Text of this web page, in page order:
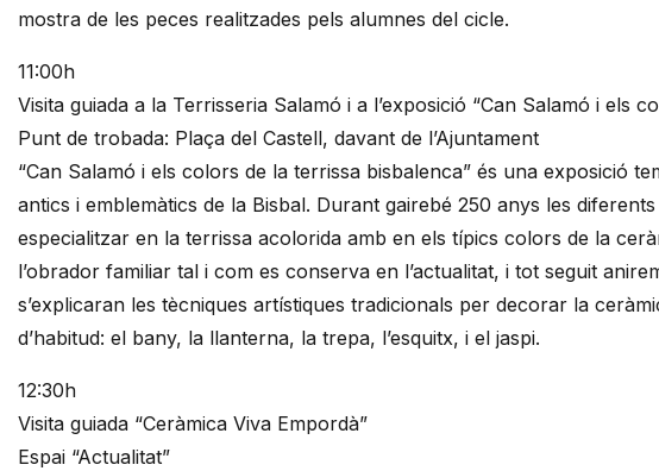
mostra de les peces realitzades pels alumnes del cicle.
11:00h
Visita guiada a la Terrisseria Salamó i a l’exposició “Can Salamó i els
Punt de trobada: Plaça del Castell, davant de l’Ajuntament
“Can Salamó i els colors de la terrissa bisbalenca” és una exposició
antics i emblemàtics de la Bisbal. Durant gairebé 250 anys les
especialitzar en la terrissa acolorida amb en els típics colors de la
l’obrador familiar tal i com es conserva en l’actualitat, i tot seguit
s’explicaran les tècniques artístiques tradicionals per decorar la
d’habitud: el bany, la llanterna, la trepa, l’esquitx, i el jaspi.
12:30h
Visita guiada “Ceràmica Viva Empordà”
Espai “Actualitat”